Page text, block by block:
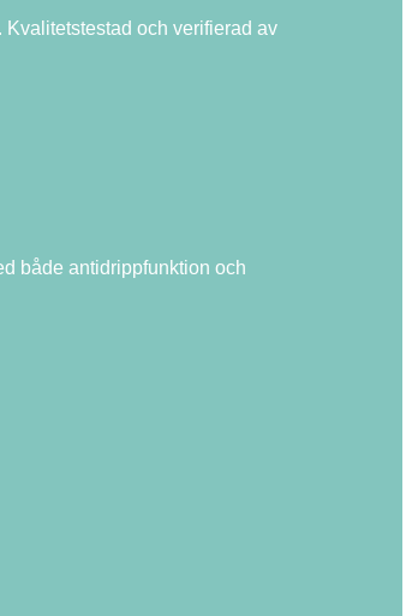
och verifierad av
både antidrippfunktion och